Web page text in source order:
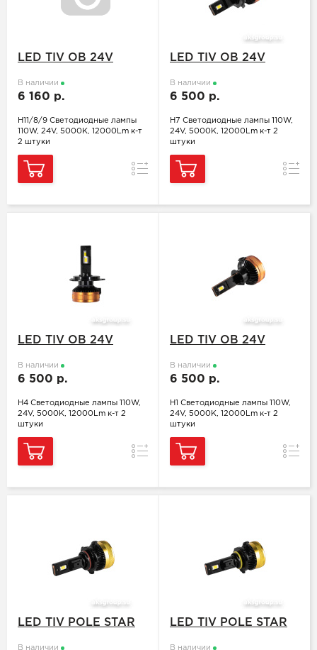
LED TIV OB 24V
В наличии
6 160 р.
H11/8/9 Светодиодные лампы
110W, 24V, 5000K, 12000Lm к-т
2 штуки
Сравнение
LED TIV OB 24V
В наличии
6 500 р.
H7 Светодиодные лампы 110W,
24V, 5000K, 12000Lm к-т 2
штуки
LED TIV OB 24V
В наличии
6 500 р.
H4 Светодиодные лампы 110W,
24V, 5000K, 12000Lm к-т 2
штуки
Сравнение
LED TIV OB 24V
В наличии
6 500 р.
H1 Светодиодные лампы 110W,
24V, 5000K, 12000Lm к-т 2
штуки
LED TIV POLE STAR
В наличии
LED TIV POLE STAR
В наличии